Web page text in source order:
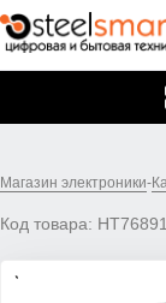
Магазин электроники-
Код товара: НТ76891